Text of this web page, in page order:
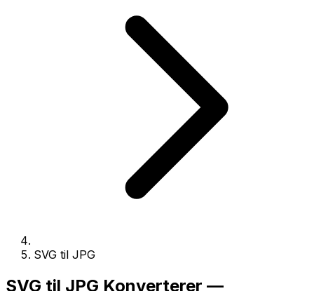
SVG til JPG
SVG til JPG Konverterer —